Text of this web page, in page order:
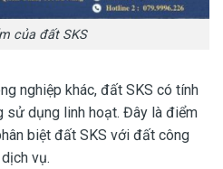
của đất SKS
nghiệp khác, đất SKS có tính
sử dụng linh hoạt. Đây là điểm
biệt đất SKS với đất công
vụ.